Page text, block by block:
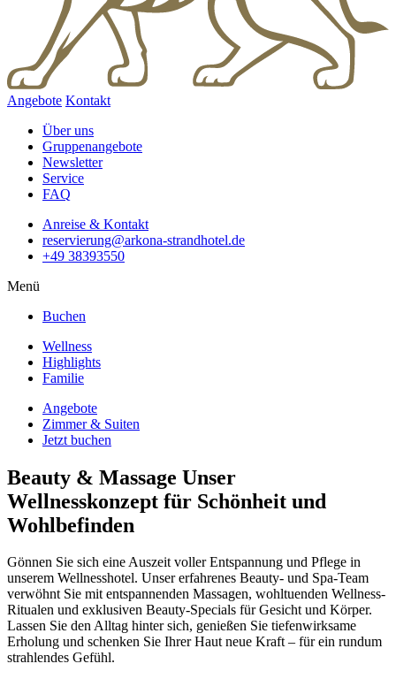
Angebote Kontakt
Über uns
Gruppenangebote
Newsletter
Service
FAQ
Anreise & Kontakt
reservierung@arkona-strandhotel.de
+49 38393550
Menü
Buchen
Wellness
Highlights
Familie
Angebote
Zimmer & Suiten
Jetzt buchen
Beauty & Massage Unser
Wellnesskonzept für Schönheit und
Wohlbefinden
Gönnen Sie sich eine Auszeit voller Entspannung und Pflege in
unserem Wellnesshotel. Unser erfahrenes Beauty- und Spa-Team
verwöhnt Sie mit entspannenden Massagen, wohltuenden Wellness-
Ritualen und exklusiven Beauty-Specials für Gesicht und Körper.
Lassen Sie den Alltag hinter sich, genießen Sie tiefenwirksame
Erholung und schenken Sie Ihrer Haut neue Kraft – für ein rundum
strahlendes Gefühl.